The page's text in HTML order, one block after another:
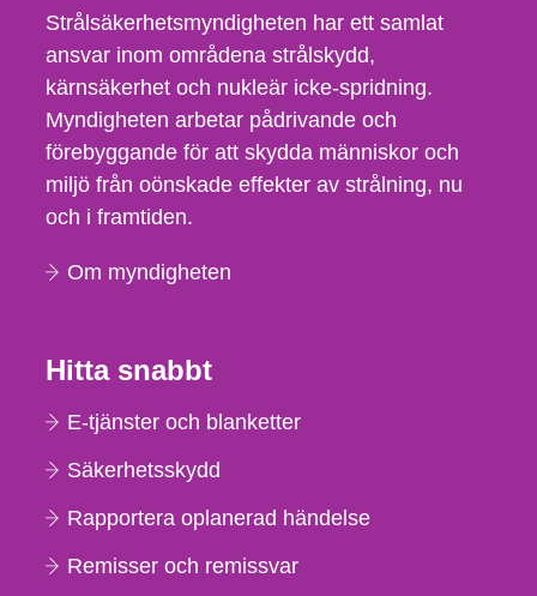
Strålsäkerhetsmyndigheten har ett samlat
ansvar inom områdena strålskydd,
kärnsäkerhet och nukleär icke-spridning.
Myndigheten arbetar pådrivande och
förebyggande för att skydda människor och
miljö från oönskade effekter av strålning, nu
och i framtiden.
Om myndigheten
Hitta snabbt
E-tjänster och blanketter
Säkerhetsskydd
Rapportera oplanerad händelse
Remisser och remissvar